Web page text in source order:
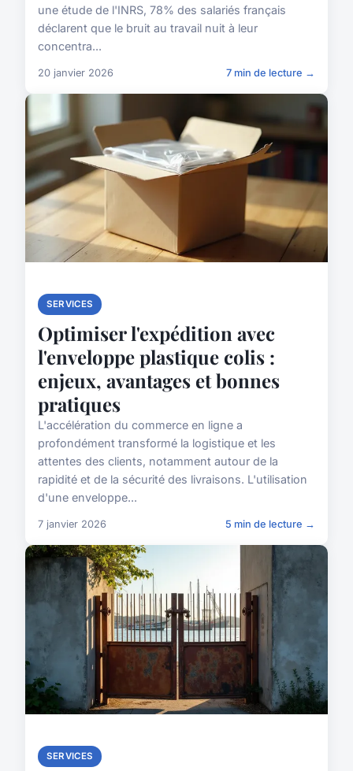
une étude de l'INRS, 78% des salariés français
déclarent que le bruit au travail nuit à leur
concentra...
20 janvier 2026 7 min de lecture →
SERVICES
Optimiser l'expédition avec
l'enveloppe plastique colis :
enjeux, avantages et bonnes
pratiques
L'accélération du commerce en ligne a
profondément transformé la logistique et les
attentes des clients, notamment autour de la
rapidité et de la sécurité des livraisons. L'utilisation
d'une enveloppe...
7 janvier 2026 5 min de lecture →
SERVICES